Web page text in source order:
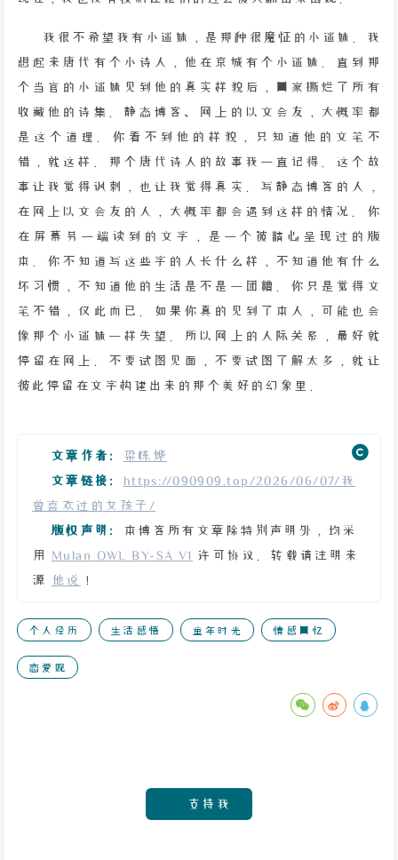
我很不希望我有小迷妹，是那种很魔怔的小迷妹。我
想起来唐代有个小诗人，他在京城有个小迷妹。直到那
个当官的小迷妹见到他的真实样貌后，回家撕烂了所有
收藏他的诗集。静态博客、网上的以文会友，大概率都
是这个道理。你看不到他的样貌，只知道他的文笔不
错，就这样。那个唐代诗人的故事我一直记得。这个故
事让我觉得讽刺，也让我觉得真实。写静态博客的人，
在网上以文会友的人，大概率都会遇到这样的情况。你
在屏幕另一端读到的文字，是一个被精心呈现过的版
本。你不知道写这些字的人长什么样，不知道他有什么
坏习惯，不知道他的生活是不是一团糟。你只是觉得文
笔不错，仅此而已。如果你真的见到了本人，可能也会
像那个小迷妹一样失望。所以网上的人际关系，最好就
停留在网上。不要试图见面，不要试图了解太多，就让
彼此停留在文字构建出来的那个美好的幻象里。
文章作者:
梁栋烨
文章链接:
https://090909.top/2026/06/07/我
曾喜欢过的女孩子/
版权声明:
本博客所有文章除特别声明外，均采
用 Mulan OWL BY-SA V1 许可协议。转载请注明来
源 他说 ！
个人经历 生活感悟 童年时光 情感回忆
恋爱观
支持我